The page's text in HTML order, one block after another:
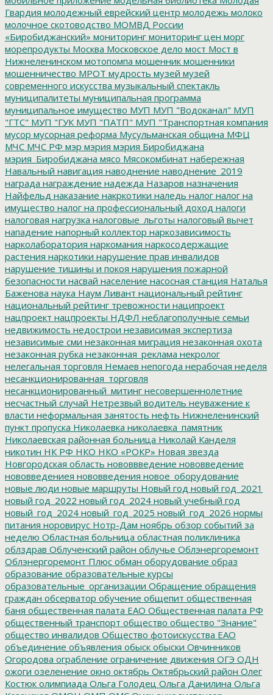
Гвардия молодежный еврейский центр молодежь молоко
молочное скотоводство МОМВД России
«Биробиджанский» мониторинг мониторинг цен морг
морепродукты Москва Московское дело мост Мост в
Нижнеленинском мотопомпа мошенник мошенники
мошенничество МРОТ мудрость музей музей
современного искусства музыкальный спектакль
муниципалитеты муниципальная программа
муниципальное имущество МУП МУП "Водоканал" МУП
"ГТС" МУП "ГУК МУП "ПАТП" МУП "Транспортная компания
мусор мусорная реформа Мусульманская община МФЦ
МЧС МЧС РФ мэр мэрия мэрия Биробиджана
мэрия_Биробиджана мясо Мясокомбинат набережная
Навальный навигация наводнение наводнение_2019
награда награждение надежда Назаров назначения
Найфельд наказание накркотики наледь налог налог на
имущество налог на профессиональный доход налоги
налоговая нагрузка налоговые_льготы налоговый вычет
нападение напорный коллектор наркозависимость
нарколаборатория наркомания наркосодержащие
растения наркотики нарушение прав инвалидов
нарушение тишины и покоя нарушения пожарной
безопасности насвай население насосная станция Наталья
Баженова наука Наум Ливант национальный рейтинг
национальный рейтинг тревожности наципроект
нацпроект нацпроекты НДФЛ неблагополучные семьи
недвижимость недострои независимая экспертиза
независимые сми незаконная миграция незаконная охота
незаконная рубка незаконная_реклама некролог
нелегальная торговля Немаев непогода нерабочая неделя
несанкционированная_торговля
несанкционированный_митинг несовершеннолетние
несчастный случай Нетрезвый водитель неуважение к
власти неформальная занятость нефть Нижнеленинский
пункт пропуска Николаевка николаевка_памятник
Николаевская районная больница Николай Канделя
никотин НК РФ НКО НКО «РОКР» Новая звезда
Новгородская область нововвведение нововведение
нововведениея нововведения новое_оборудование
новые люди новые маршруты Новый год новый год_2021
новый год_2022 новый год_2024 новый учебный год
новый_год_2024 новый_год_2025 новый_год_2026 нормы
питания норовирус Нотр-Дам ноябрь обзор событий за
неделю Областная больница областная поликлиника
облздрав Облученский район облучье Облэнергоремонт
Облэнергоремонт Плюс обман оборудование образ
образование образовательные курсы
образовательные_организации Обращение обращения
граждан обсерватор обучение общепит общественная
баня общественная палата ЕАО Общественная палата РФ
общественный транспорт общество общество "Знание"
общество инвалидов Общество фотоискусства ЕАО
объединение объявления обыск обыски Овчинников
Огородова ограбление ограничение движения ОГЭ ОДН
ожоги озеленение окно октябрь Октябрьский район Олег
Костюк олимпиада Ольга Голодец Ольга Данилина Ольга